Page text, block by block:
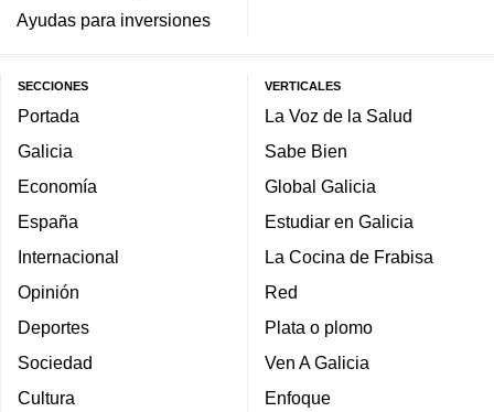
Ayudas para inversiones
SECCIONES
Portada
Galicia
Economía
España
Internacional
Opinión
Deportes
Sociedad
Cultura
VERTICALES
La Voz de la Salud
Sabe Bien
Global Galicia
Estudiar en Galicia
La Cocina de Frabisa
Red
Plata o plomo
Ven A Galicia
Enfoque